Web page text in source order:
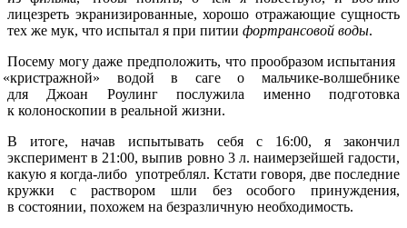
лицезреть экранизированные, хорошо отражающие сущность
тех же мук, что испытал я при питии фортрансовой воды.
Посему могу даже предположить, что прообразом испытания
«кристражной» водой в саге о мальчике-волшебнике
для Джоан Роулинг послужила именно подготовка
к колоноскопии в реальной жизни.
В итоге, начав испытывать себя с 16:00, я закончил
эксперимент в 21:00, выпив ровно 3 л. наимерзейшей гадости,
какую якогда-либо употреблял. Кстати говоря, две последние
кружки с раствором шли без особого принуждения,
в состоянии, похожем на безразличную необходимость.